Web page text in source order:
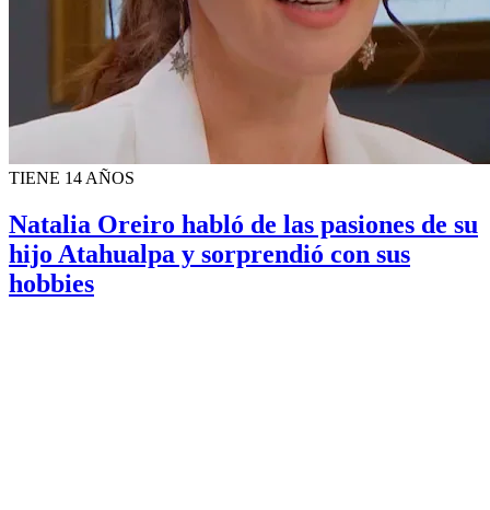
TIENE 14 AÑOS
Natalia Oreiro habló de las pasiones de su
hijo Atahualpa y sorprendió con sus
hobbies